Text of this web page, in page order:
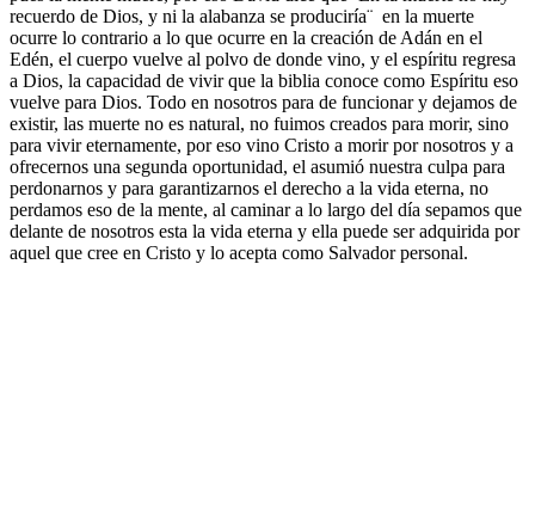
recuerdo de Dios, y ni la alabanza se produciría¨ en la muerte
ocurre lo contrario a lo que ocurre en la creación de Adán en el
Edén, el cuerpo vuelve al polvo de donde vino, y el espíritu regresa
a Dios, la capacidad de vivir que la biblia conoce como Espíritu eso
vuelve para Dios. Todo en nosotros para de funcionar y dejamos de
existir, las muerte no es natural, no fuimos creados para morir, sino
para vivir eternamente, por eso vino Cristo a morir por nosotros y a
ofrecernos una segunda oportunidad, el asumió nuestra culpa para
perdonarnos y para garantizarnos el derecho a la vida eterna, no
perdamos eso de la mente, al caminar a lo largo del día sepamos que
delante de nosotros esta la vida eterna y ella puede ser adquirida por
aquel que cree en Cristo y lo acepta como Salvador personal.